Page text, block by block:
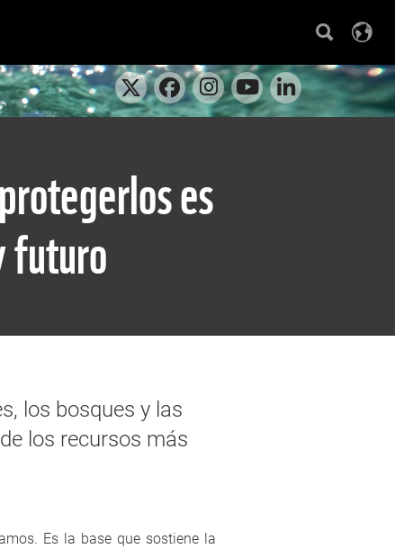
es
futuro
los bosques y las
los recursos más
Es la base que sostiene la